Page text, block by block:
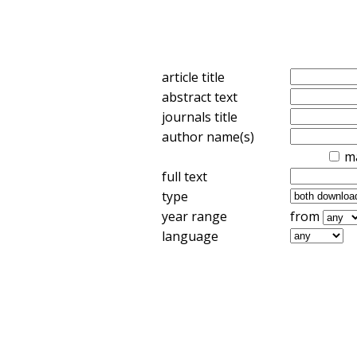
article title
abstract text
journals title
author name(s)
full text
type
year range
from
language